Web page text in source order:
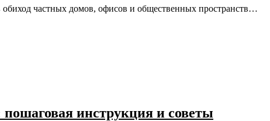
обиход частных домов, офисов и общественных пространств…
инструкция и советы